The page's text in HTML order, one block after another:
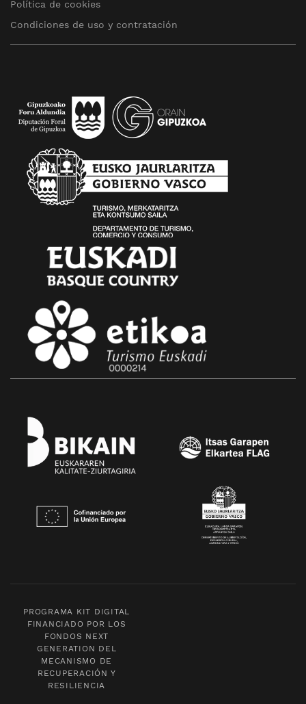
Política de cookies
Condiciones de uso y contratación
PROGRAMA KIT DIGITAL
FINANCIADO POR LOS
FONDOS NEXT
GENERATION DEL
MECANISMO DE
RECUPERACIÓN Y
RESILIENCIA